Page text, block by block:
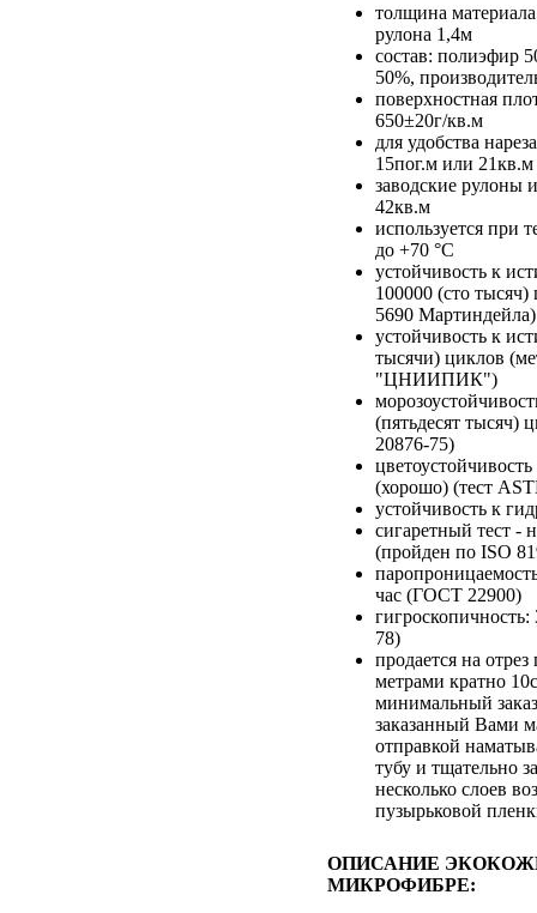
толщина
рулона 1,4м
состав: полиэфир
50%,
поверхностная
650±20г/кв.м
для удобства
15пог.м или 21кв.м
заводские рулоны
42кв.м
используется при
до +70 °С
устойчивость к
100000 (сто тысяч)
5690 Мартиндейла)
устойчивость к
тысячи) циклов
"ЦНИИПИК")
(пятьдесят тысяч)
20876-75)
(хорошо) (тест
устойчивость к
сигаретный тест -
(пройден по ISO
час (ГОСТ 22900)
78)
продается на
метрами кратно
минимальный
заказанный Вами
отправкой
тубу и тщательно
несколько слоев
пузырьковой
ОПИСАНИЕ
МИКРОФИБРЕ: